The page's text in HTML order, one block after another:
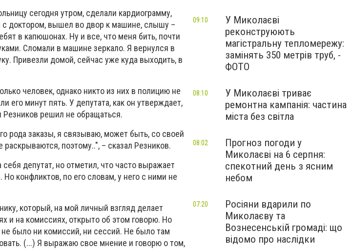
сегодня утром, сделали кардиограмму,
с доктором, вышел во двор к машине, слышу –
в капюшонах. Ну и все, что меня бить, почти
Сломали в машине зеркало. Я вернулся в
Привезли домой, сейчас уже куда выходить, в
человек, однако никто из них в полицию не
его минут пять. У депутата, как он утверждает,
Резников решил не обращаться.
рода заказы, я связываю, может быть, со своей
поэтому..", – сказал Резников.
депутат, но отметил, что часто выражает
конфликтов, по его словам, у него с ними не
который, на мой личный взгляд делает
и на комиссиях, открыто об этом говорю. Но
было ни комиссий, ни сессий. Не было там
(...) Я выражаю свое мнение и говорю о том,
У Миколаєві
реконструюють
магістральну тепломережу:
замінять 350 метрів труб, -
ФОТО
09:10
У Миколаєві триває
ремонтна кампанія: частина
міста без світла
08:10
Прогноз погоди у
Миколаєві на 6 серпня:
спекотний день з ясним
небом
08:02
Росіяни вдарили по
Миколаєву та
Вознесенській громаді: що
відомо про наслідки
07:20